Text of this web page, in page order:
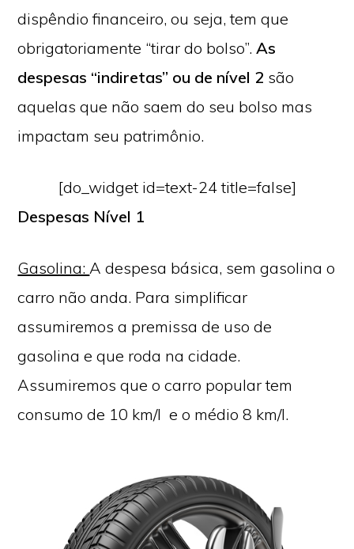
dispêndio financeiro, ou seja, tem que
obrigatoriamente “tirar do bolso”.As
despesas “indiretas” ou de nível 2 são
aquelas que não saem do seu bolso mas
impactam seu patrimônio.
[do_widget id=text-24 title=false]
Despesas Nível 1
Gasolina: A despesa básica, sem gasolina o
carro não anda. Para simplificar
assumiremos a premissa de uso de
gasolina e que roda na cidade.
Assumiremos que o carro popular tem
consumo de 10 km/l e o médio 8 km/l.